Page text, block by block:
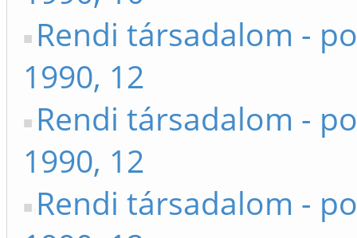
Rendi társadalom -
1990, 12
Rendi társadalom -
1990, 12
Rendi társadalom -